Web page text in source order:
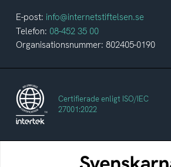
E-post: info@internetstiftelsen.se
Telefon: 08-452 35 00
Organisationsnummer: 802405-0190
Certifierade enligt ISO/IEC
27001:2022
Svenskarna och